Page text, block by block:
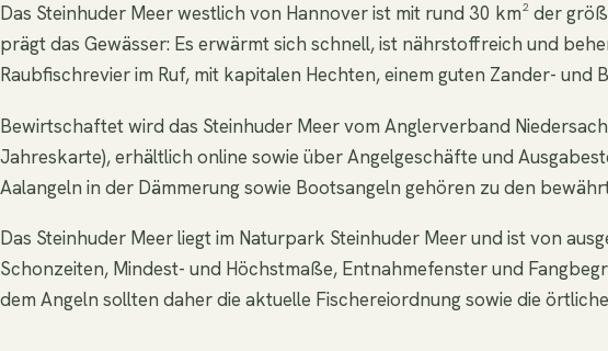
Das Steinhuder Meer westlich von Hannover ist mit rund 30 km² der
prägt das Gewässer: Es erwärmt sich schnell, ist nährstoffreich und
Raubfischrevier im Ruf, mit kapitalen Hechten, einem guten Zander-
Bewirtschaftet wird das Steinhuder Meer vom Anglerverband
Jahreskarte), erhältlich online sowie über Angelgeschäfte und
Aalangeln in der Dämmerung sowie Bootsangeln gehören zu den
Das Steinhuder Meer liegt im Naturpark Steinhuder Meer und ist von
Schonzeiten, Mindest- und Höchstmaße, Entnahmefenster und
dem Angeln sollten daher die aktuelle Fischereiordnung sowie die